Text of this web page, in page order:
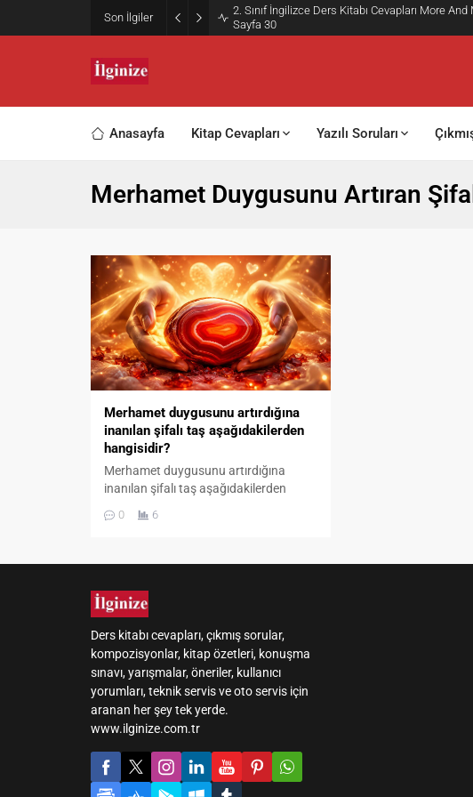
Son İlgiler
2. Sınıf İngilizce Ders Kitabı Cevapları More
Sayfa 30
Anasayfa Kitap Cevapları Yazılı Soruları
Merhamet Duygusunu Artıran
Merhamet duygusunu artırdığına
inanılan şifalı taş aşağıdakilerden
hangisidir?
Merhamet duygusunu artırdığına
inanılan şifalı taş aşağıdakilerden
TopazE) Obsidyen Doğal taşlarla ilgili
değerlendirilir. Akik taşı bu
anlatımlarda sinirleri yatıştırması,
korkuyu sakinleştirmesi, çarpıntıyı
gidermesi, kalbi kuvvetlendirmesi, neşe
ve bereket getirmesi, dişleri koruması
ve merhamet...
0 6
Ders kitabı cevapları, çıkmış sorular,
kompozisyonlar, kitap özetleri, konuşma
sınavı, yarışmalar, öneriler, kullanıcı
yorumları, teknik servis ve oto servis için
aranan her şey tek yerde.
www.ilginize.com.tr